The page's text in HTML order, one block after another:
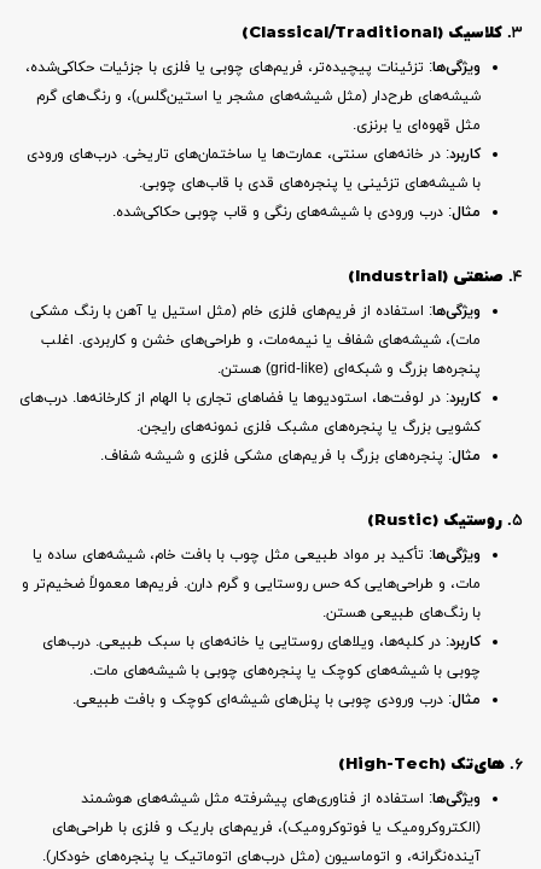
۳. کلاسیک (Classical/Traditional)
ویژگی‌ها: تزئینات پیچیده‌تر، فریم‌های چوبی یا فلزی با جزئیات حکاکی‌شده،
شیشه‌های طرح‌دار (مثل شیشه‌های مشجر یا استین‌گلس)، و رنگ‌های گرم
مثل قهوه‌ای یا برنزی.
کاربرد: در خانه‌های سنتی، عمارت‌ها یا ساختمان‌های تاریخی. درب‌های ورودی
با شیشه‌های تزئینی یا پنجره‌های قدی با قاب‌های چوبی.
مثال: درب ورودی با شیشه‌های رنگی و قاب چوبی حکاکی‌شده.
۴. صنعتی (Industrial)
ویژگی‌ها: استفاده از فریم‌های فلزی خام (مثل استیل یا آهن با رنگ مشکی
مات)، شیشه‌های شفاف یا نیمه‌مات، و طراحی‌های خشن و کاربردی. اغلب
پنجره‌ها بزرگ و شبکه‌ای (grid-like) هستن.
کاربرد: در لوفت‌ها، استودیوها یا فضاهای تجاری با الهام از کارخانه‌ها. درب‌های
کشویی بزرگ یا پنجره‌های مشبک فلزی نمونه‌های رایجن.
مثال: پنجره‌های بزرگ با فریم‌های مشکی فلزی و شیشه شفاف.
۵. روستیک (Rustic)
ویژگی‌ها: تأکید بر مواد طبیعی مثل چوب با بافت خام، شیشه‌های ساده یا
مات، و طراحی‌هایی که حس روستایی و گرم دارن. فریم‌ها معمولاً ضخیم‌تر و
با رنگ‌های طبیعی هستن.
کاربرد: در کلبه‌ها، ویلاهای روستایی یا خانه‌های با سبک طبیعی. درب‌های
چوبی با شیشه‌های کوچک یا پنجره‌های چوبی با شیشه‌های مات.
مثال: درب ورودی چوبی با پنل‌های شیشه‌ای کوچک و بافت طبیعی.
۶. های‌تک (High-Tech)
ویژگی‌ها: استفاده از فناوری‌های پیشرفته مثل شیشه‌های هوشمند
(الکتروکرومیک یا فوتوکرومیک)، فریم‌های باریک و فلزی با طراحی‌های
آینده‌نگرانه، و اتوماسیون (مثل درب‌های اتوماتیک یا پنجره‌های خودکار).